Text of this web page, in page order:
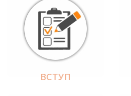
ВСТУП